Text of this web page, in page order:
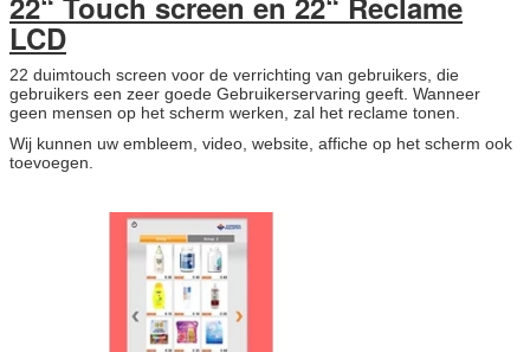
LCD
22 duimtouch screen voor de verrichting van gebruikers, die
gebruikers een zeer goede Gebruikerservaring geeft. Wanneer
geen mensen op het scherm werken, zal het reclame tonen.
Wij kunnen uw embleem, video, website, affiche op het scherm ook
toevoegen.